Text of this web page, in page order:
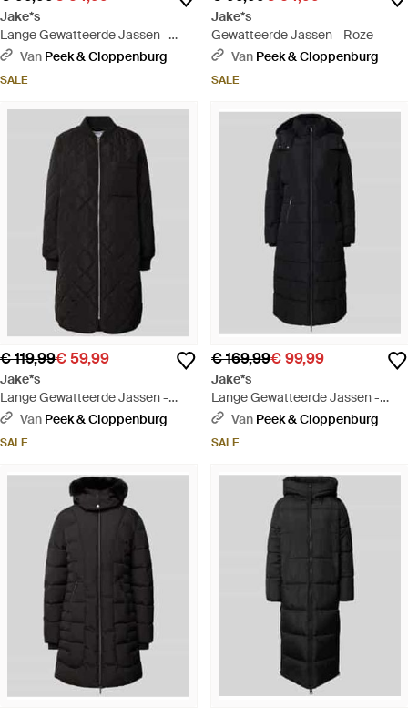
Jake*s
Lange Gewatteerde Jassen -
Naturel
Van Peek & Cloppenburg
SALE
Jake*s
Gewatteerde Jassen - Roze
Van Peek & Cloppenburg
SALE
€ 119,99€ 59,99
Jake*s
Lange Gewatteerde Jassen -
Zwart
Van Peek & Cloppenburg
SALE
€ 169,99€ 99,99
Jake*s
Lange Gewatteerde Jassen -
Zwart
Van Peek & Cloppenburg
SALE